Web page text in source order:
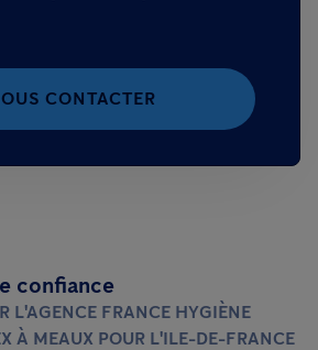
CONTACTER
confiance
L'AGENCE FRANCE HYGIÈNE
À MEAUX POUR L'ILE-DE-FRANCE